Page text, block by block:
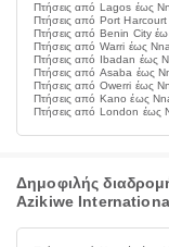
Πτήσεις από Lagos έως
Πτήσεις από Port
Πτήσεις από Benin City
Πτήσεις από Warri έως
Πτήσεις από Ibadan έως
Πτήσεις από Asaba έως
Πτήσεις από Owerri έως
Πτήσεις από Kano έως
Πτήσεις από London έως
Δημοφιλής
Azikiwe